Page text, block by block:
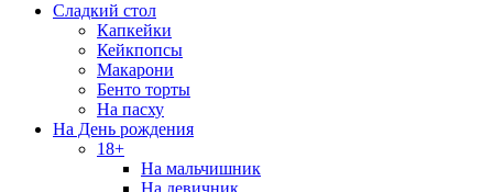
Сладкий стол
Капкейки
Кейкпопсы
Макарони
Бенто торты
На пасху
На День рождения
18+
На мальчишник
На девичник